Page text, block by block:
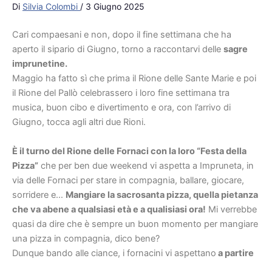
Di Silvia Colombi / 3 Giugno 2025
Cari compaesani e non, dopo il fine settimana che ha
aperto il sipario di Giugno, torno a raccontarvi delle sagre
imprunetine.
Maggio ha fatto sì che prima il Rione delle Sante Marie e poi
il Rione del Pallò celebrassero i loro fine settimana tra
musica, buon cibo e divertimento e ora, con l’arrivo di
Giugno, tocca agli altri due Rioni.
È il turno del Rione delle Fornaci con la loro “Festa della
Pizza” che per ben due weekend vi aspetta a Impruneta, in
via delle Fornaci per stare in compagnia, ballare, giocare,
sorridere e… Mangiare la sacrosanta pizza, quella pietanza
che va abene a qualsiasi età e a qualisiasi ora! Mi verrebbe
quasi da dire che è sempre un buon momento per mangiare
una pizza in compagnia, dico bene?
Dunque bando alle ciance, i fornacini vi aspettano a partire